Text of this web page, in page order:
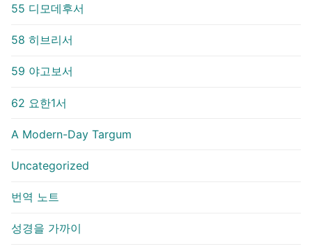
55 디모데후서
58 히브리서
59 야고보서
62 요한1서
A Modern-Day Targum
Uncategorized
번역 노트
성경을 가까이